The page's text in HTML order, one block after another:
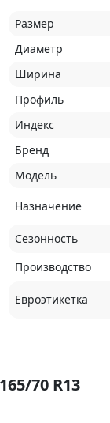
Размер
Диаметр
Ширина
Профиль
Индекс
Бренд
Модель
Назначение
Сезонность
Производство
Евроэтикетка
70 R13